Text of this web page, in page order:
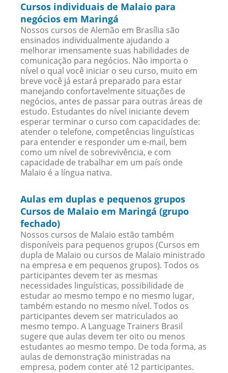
Cursos individuais de Malaio para
negócios em Maringá
Nossos cursos de Alemão em Brasília são
ensinados individualmente ajudando a
melhorar imensamente suas habilidades de
comunicação para negócios. Não importa o
nível o qual você iniciar o seu curso, muito em
breve você já estará preparado para estar
manejando confortavelmente situações de
negócios, antes de passar para outras áreas de
estudo. Estudantes do nível iniciante devem
esperar terminar o curso com capacidades de:
atender o telefone, competências linguísticas
para entender e responder um e-mail, bem
como um nível de sobrevivência, e com
capacidade de trabalhar em um país onde
Malaio é a língua nativa.
Aulas em duplas e pequenos grupos
Cursos de Malaio em Maringá (grupo
fechado)
Nossos cursos de Malaio estão também
disponíveis para pequenos grupos (Cursos em
dupla de Malaio ou cursos de Malaio ministrado
na empresa e em pequenos grupos). Todos os
participantes devem ter as mesmas
necessidades linguísticas, possibilidade de
estudar ao mesmo tempo e no mesmo lugar,
também estando no mesmo nível. Todos os
participantes devem ser matriculados ao
mesmo tempo. A Language Trainers Brasil
sugere que aulas devem ter oito ou menos
estudantes ao mesmo tempo. De toda forma, as
aulas de demonstração ministradas na
empresa, podem conter até 12 participantes.